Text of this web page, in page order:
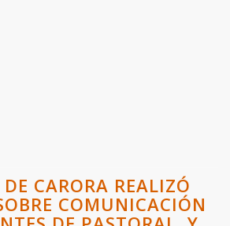
DE CARORA REALIZÓ
COMUNICACIÓN